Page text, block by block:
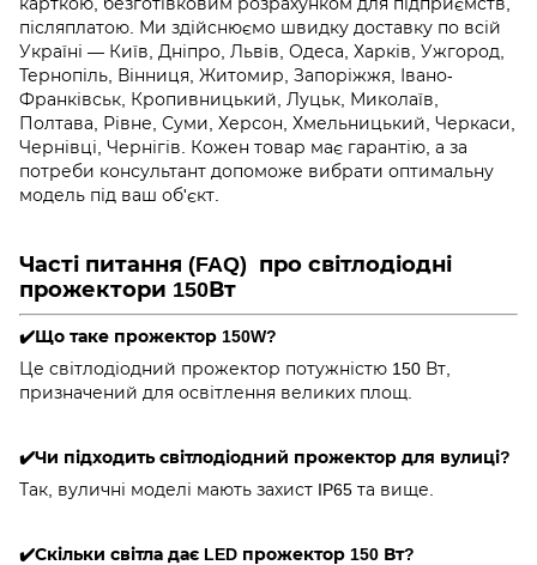
післяплатою. Ми здійснюємо швидку доставку по всій
Україні — Київ, Дніпро, Львів, Одеса, Харків, Ужгород,
Тернопіль, Вінниця, Житомир, Запоріжжя, Івано-
Франківськ, Кропивницький, Луцьк, Миколаїв,
Полтава, Рівне, Суми, Херсон, Хмельницький, Черкаси,
Чернівці, Чернігів. Кожен товар має гарантію, а за
потреби консультант допоможе вибрати оптимальну
модель під ваш об'єкт.
Часті питання (FAQ) про світлодіодні
прожектори 150Вт
✔️Що таке прожектор 150W?
Це світлодіодний прожектор потужністю 150 Вт,
призначений для освітлення великих площ.
✔️Чи підходить світлодіодний прожектор для вулиці?
Так, вуличні моделі мають захист IP65 та вище.
✔️Скільки світла дає LED прожектор 150 Вт?